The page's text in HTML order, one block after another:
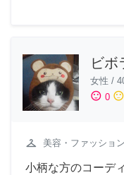
ビボ
女性 /
sentiment_satisfied 0 sentiment_neutral
checkroom 美容・ファッション
小柄な方のコーデ